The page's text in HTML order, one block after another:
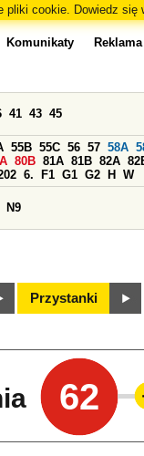
pliki cookie. Dowiedz się
Komunikaty Reklama
41 43 45
55B 55C 56 57 58A
80B 81A 81B 82A
6. F1 G1 G2 H W
N9
Przystanki
62